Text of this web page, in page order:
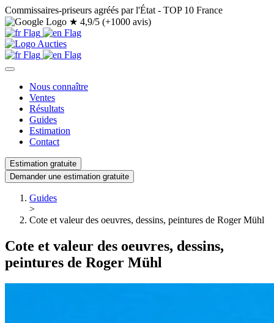
Commissaires-priseurs agréés par l'État - TOP 10 France
★ 4,9/5 (+1000 avis)
Nous connaître
Ventes
Résultats
Guides
Estimation
Contact
Estimation gratuite
Demander une estimation gratuite
Guides
>
Cote et valeur des oeuvres, dessins, peintures de Roger Mühl
Cote et valeur des oeuvres, dessins,
peintures de Roger Mühl